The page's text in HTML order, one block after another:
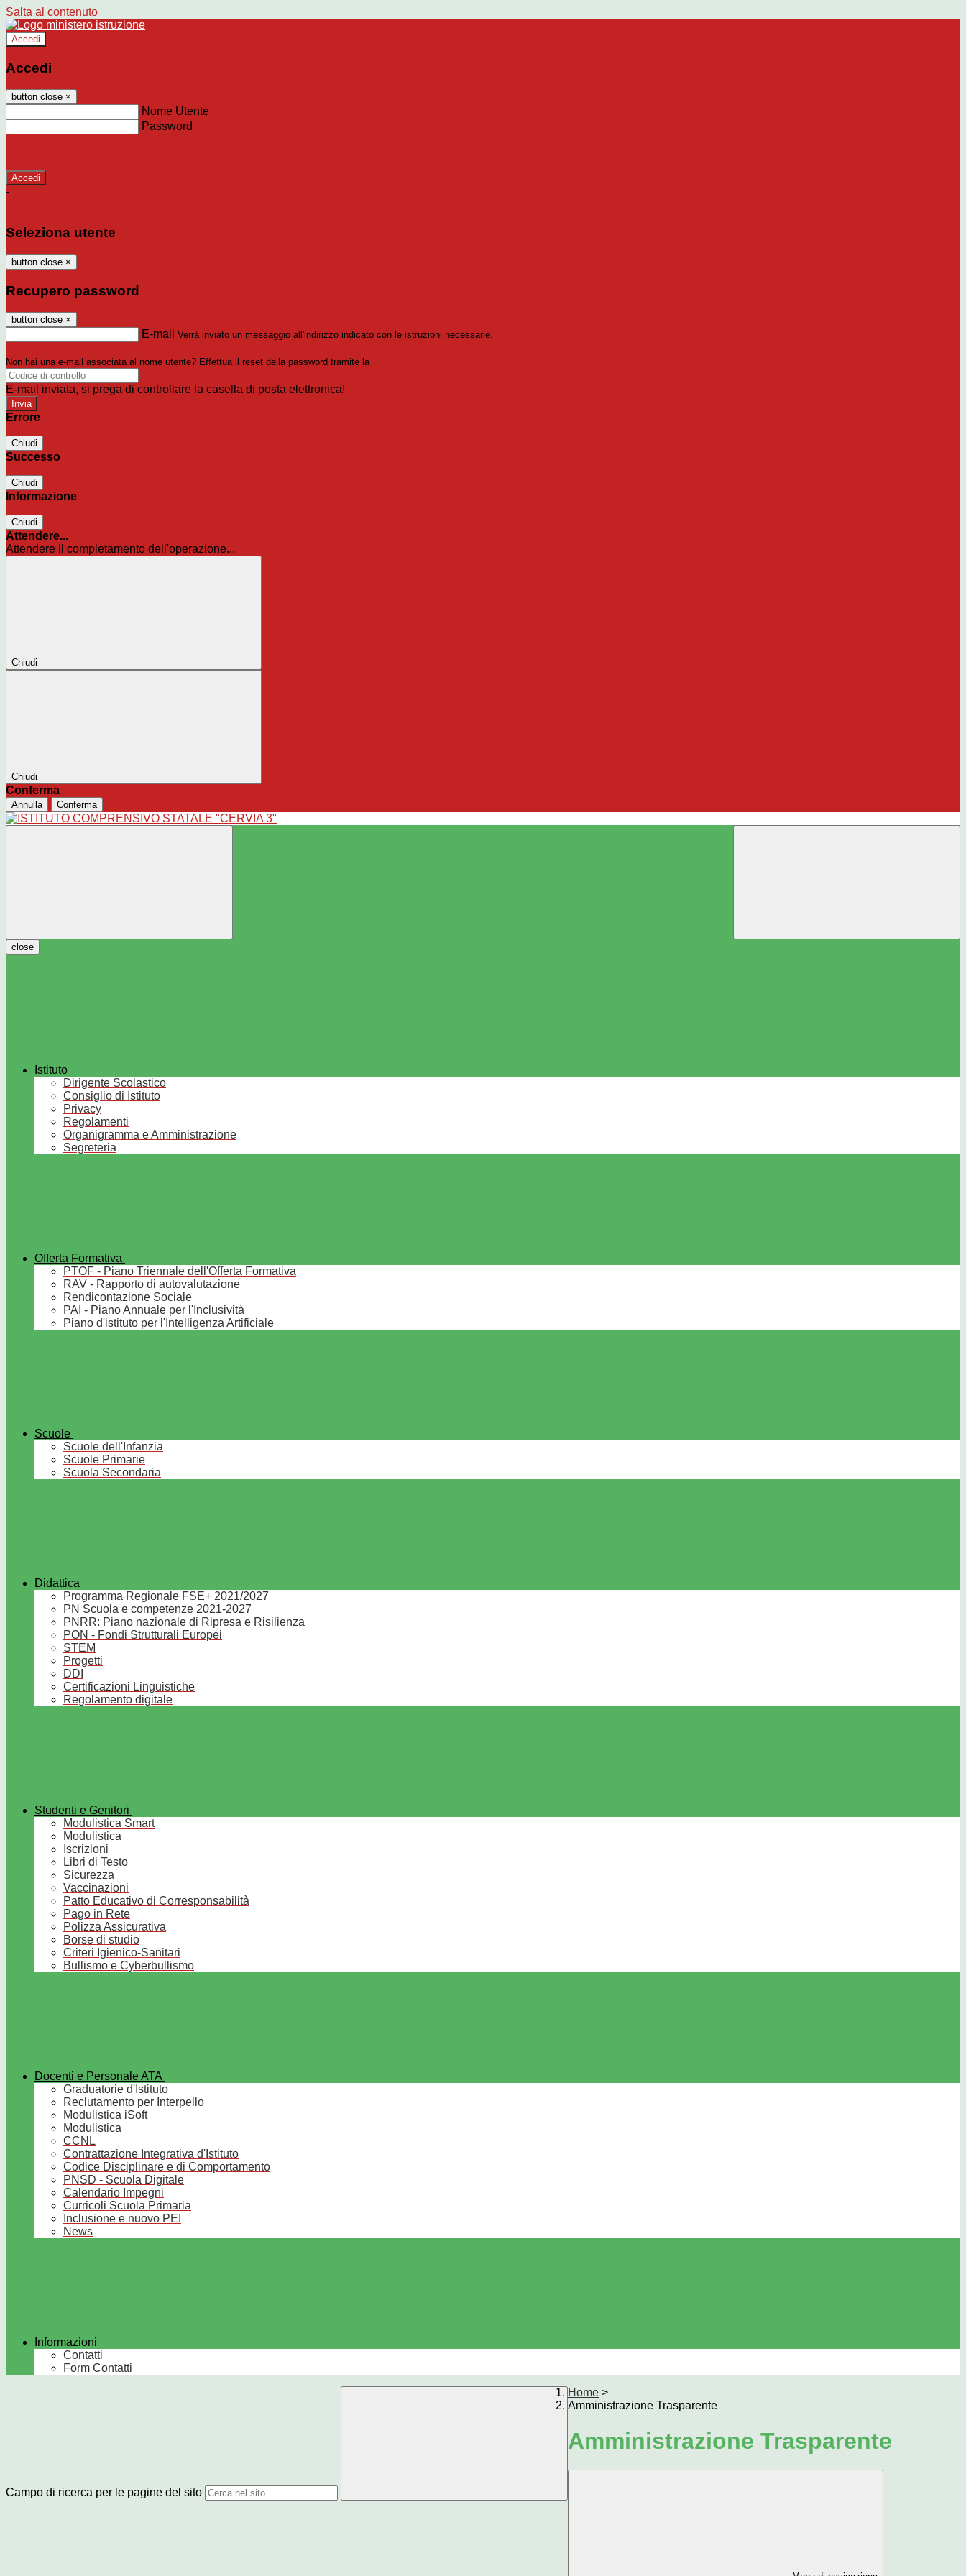
Salta al contenuto
Accedi
Accedi
button close ×
Nome Utente
Password
-
Seleziona utente
button close ×
Recupero password
button close ×
E-mail Verrà inviato un messaggio all'indirizzo indicato con le istruzioni necessarie.
Non hai una e-mail associata al nome utente? Effettua il reset della password tramite la
E-mail inviata, si prega di controllare la casella di posta elettronica!
Errore
Chiudi
Successo
Chiudi
Informazione
Chiudi
Attendere...
Attendere il completamento dell'operazione...
Chiudi
Chiudi
Conferma
Annulla Conferma
close
Istituto
Dirigente Scolastico
Consiglio di Istituto
Privacy
Regolamenti
Organigramma e Amministrazione
Segreteria
Offerta Formativa
PTOF - Piano Triennale dell'Offerta Formativa
RAV - Rapporto di autovalutazione
Rendicontazione Sociale
PAI - Piano Annuale per l'Inclusività
Piano d'istituto per l'Intelligenza Artificiale
Scuole
Scuole dell'Infanzia
Scuole Primarie
Scuola Secondaria
Didattica
Programma Regionale FSE+ 2021/2027
PN Scuola e competenze 2021-2027
PNRR: Piano nazionale di Ripresa e Risilienza
PON - Fondi Strutturali Europei
STEM
Progetti
DDI
Certificazioni Linguistiche
Regolamento digitale
Studenti e Genitori
Modulistica Smart
Modulistica
Iscrizioni
Libri di Testo
Sicurezza
Vaccinazioni
Patto Educativo di Corresponsabilità
Pago in Rete
Polizza Assicurativa
Borse di studio
Criteri Igienico-Sanitari
Bullismo e Cyberbullismo
Docenti e Personale ATA
Graduatorie d'Istituto
Reclutamento per Interpello
Modulistica iSoft
Modulistica
CCNL
Contrattazione Integrativa d'Istituto
Codice Disciplinare e di Comportamento
PNSD - Scuola Digitale
Calendario Impegni
Curricoli Scuola Primaria
Inclusione e nuovo PEI
News
Informazioni
Contatti
Form Contatti
Campo di ricerca per le pagine del sito
Home >
Amministrazione Trasparente
Amministrazione Trasparente